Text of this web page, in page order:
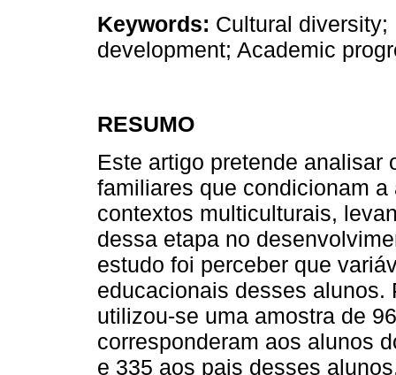
Keywords: Cultural
development; Academic
RESUMO
Este artigo pretende analisar
familiares que condicionam
contextos multiculturais,
dessa etapa no
estudo foi perceber que
educacionais desses
utilizou-se uma amostra de
corresponderam aos alunos
e 335 aos pais desses